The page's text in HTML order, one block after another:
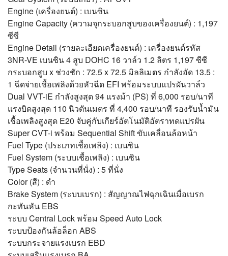
Engine (เครื่องยนต์) : เบนซิน
Engine Capacity (ความจุกระบอกสูบของเครื่องยนต์) : 1,197
ซีซี
Engine Detail (รายละเอียดเครื่องยนต์) : เครื่องยนต์รหัส
3NR-VE เบนซิน 4 สูบ DOHC 16 วาล์ว 1.2 ลิตร 1,197 ซีซี
กระบอกสูบ x ช่วงชัก : 72.5 x 72.5 มิลลิเมตร กำลังอัด 13.5 :
1 ฉีดจ่ายเชื้อเพลิงด้วยหัวฉีด EFI พร้อมระบบแปรผันวาล์ว
Dual VVT-iE กำลังสูงสุด 94 แรงม้า (PS) ที่ 6,000 รอบ/นาที
แรงบิดสูงสุด 110 นิวตันเมตร ที่ 4,400 รอบ/นาที รองรับน้ำมัน
เชื้อเพลิงสูงสุด E20 จับคู่กับเกียร์อัตโนมัติอัตราทดแปรผัน
Super CVT-i พร้อม Sequential Shift ขับเคลื่อนล้อหน้า
Fuel Type (ประเภทเชื้อเพลิง) : เบนซิน
Fuel System (ระบบเชื้อเพลิง) : เบนซิน
Type Seats (จำนวนที่นั่ง) : 5 ที่นั่ง
Color (สี) : ดำ
Brake System (ระบบเบรก) : สัญญาณไฟฉุกเฉินเมื่อเบรก
กะทันหัน EBS
ระบบ Central Lock พร้อม Speed Auto Lock
ระบบป้องกันล้อล็อก ABS
ระบบกระจายแรงเบรก EBD